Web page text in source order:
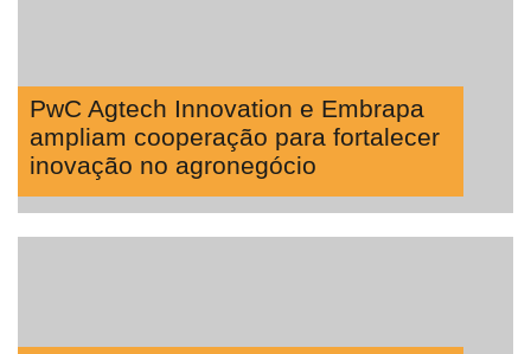
PwC Agtech Innovation e Embrapa
ampliam cooperação para fortalecer
inovação no agronegócio